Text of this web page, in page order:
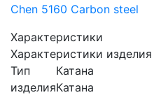
Chen 5160 Carbon steel
Характеристики
Характеристики изделия
Тип
изделия
Катана
Катана